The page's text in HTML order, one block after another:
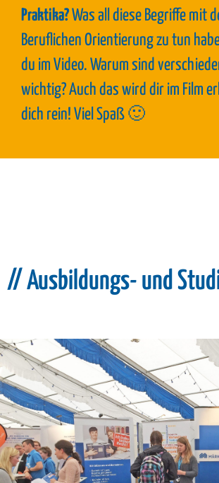
Praktika?Was all diese Begriffe mit
Beruflichen Orientierung zu tun
du im Video. Warum sind
wichtig? Auch das wird dir im Film
dich rein! Viel Spaß 🙂
// Ausbildungs- und